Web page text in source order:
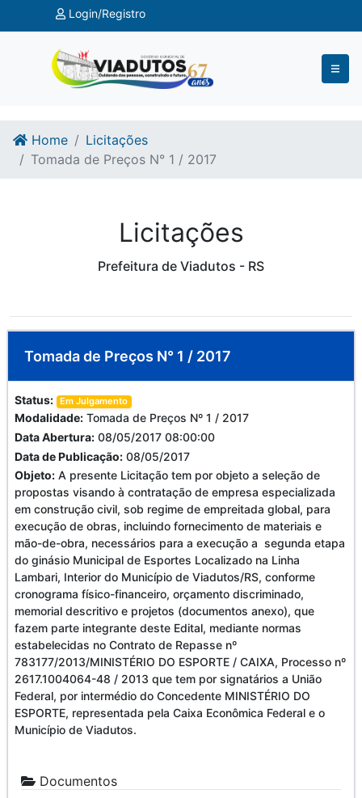
Ir para o conteúdo
Ir para o fim do conteúdo
Login/Registro
Home
Licitações
Tomada de Preços N° 1 / 2017
Licitações
Prefeitura de Viadutos - RS
Tomada de Preços N° 1 / 2017
Status: Em Julgamento
Modalidade: Tomada de Preços Nº 1 / 2017
Data Abertura: 08/05/2017 08:00:00
Data de Publicação: 08/05/2017
Objeto: A presente Licitação tem por objeto a seleção de
propostas visando à contratação de empresa especializada
em construção civil, sob regime de empreitada global, para
execução de obras, incluindo fornecimento de materiais e
mão-de-obra, necessários para a execução a segunda etapa
do ginásio Municipal de Esportes Localizado na Linha
Lambari, Interior do Município de Viadutos/RS, conforme
cronograma físico-financeiro, orçamento discriminado,
memorial descritivo e projetos (documentos anexo), que
fazem parte integrante deste Edital, mediante normas
estabelecidas no Contrato de Repasse nº
783177/2013/MINISTÉRIO DO ESPORTE / CAIXA, Processo nº
2617.1004064-48 / 2013 que tem por signatários a União
Federal, por intermédio do Concedente MINISTÉRIO DO
ESPORTE, representada pela Caixa Econômica Federal e o
Município de Viadutos.
Documentos